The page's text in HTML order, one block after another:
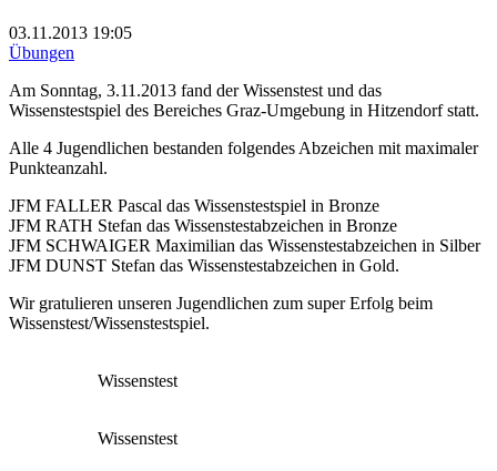
03.11.2013 19:05
Übungen
Am Sonntag, 3.11.2013 fand der Wissenstest und das
Wissenstestspiel des Bereiches Graz-Umgebung in Hitzendorf statt.
Alle 4 Jugendlichen bestanden folgendes Abzeichen mit maximaler
Punkteanzahl.
JFM FALLER Pascal das Wissenstestspiel in Bronze
JFM RATH Stefan das Wissenstestabzeichen in Bronze
JFM SCHWAIGER Maximilian das Wissenstestabzeichen in Silber
JFM DUNST Stefan das Wissenstestabzeichen in Gold.
Wir gratulieren unseren Jugendlichen zum super Erfolg beim
Wissenstest/Wissenstestspiel.
Wissenstest
Wissenstest